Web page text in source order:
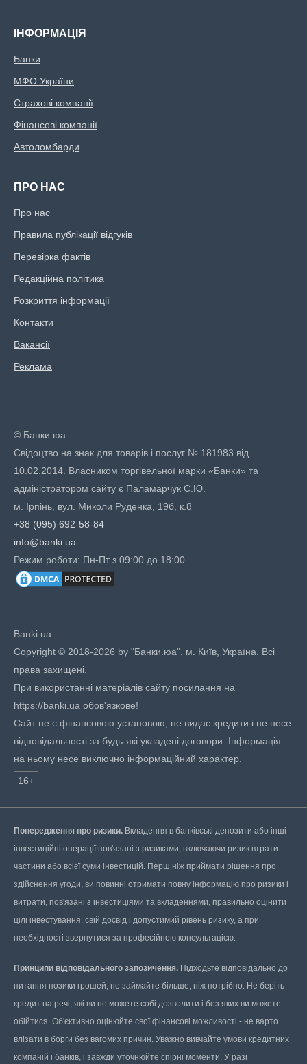
ІНФОРМАЦІЯ
Банки
МФО України
Страхові компанії
Фінансові компанії
Автоломбарди
ПРО НАС
Про нас
Правила публікації відгуків
Перевірка фактів
Редакційна політика
Розкриття інформації
Контакти
Вакансії
Реклама
© Банки.юа
Свідоцтво на знак для товарів і послуг № 181983 від
10.02.2014. Власником торгівельної марки «Банки» та
адміністратором сайту є Паламарчук С.Ю.
м. Ірпінь, вул. Миколи Руденка, 19б, к.8
+38 (095) 692-58-84
info@banki.ua
Режим роботи: Пн-Пт з 09:00 до 18:00
Banki.ua
Copyright © 2018-2026 by "Банки.юа". м. Київ, Україна. Всі
права захищені.
При використанні матеріалів сайту посилання на
https://banki.ua обов'язкове!
Сайт не є фінансовою установою, не видає кредити і не несе
відповідальності за будь-які укладені договори. Інформація
на ньому несе виключно інформаційний характер.
16+
Попередження про ризики. Вкладення в банківські депозити або інші
інвестиційні операції пов'язані з ризиками, включаючи ризик втрати
частини або всієї суми інвестицій. Перш ніж приймати рішення про
здійснення угоди, ви повинні отримати повну інформацію про ризики і
витрати, пов'язані з інвестиціями та вкладеннями, правильно оцінити
цілі інвестування, свій досвід і допустимий рівень ризику, а при
необхідності звернутися за професійною консультацією.
Принципи відповідального запозичення. Підходьте відповідально до
питання позики грошей, не займайте більше, ніж потрібно. Не беріть
кредит на речі, які ви не можете собі дозволити і без яких ви можете
обійтися. Об'єктивно оцінюйте свої фінансові можливості - не варто
влізати в борги без вагомих причин. Уважно вивчайте умови кредитних
компаній і банків, і завжди уточнюйте спірні моменти. У разі